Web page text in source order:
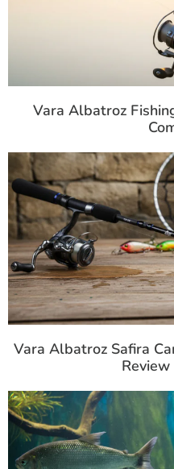
Vara Albatroz
Vara Albatroz Safira